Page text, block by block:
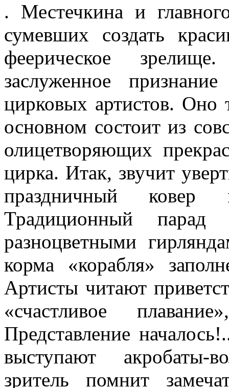
. Местечкина и
сумев­ших создать
феерическое
заслуженное
цирковых артистов. Оно
основном состоит из
олицетво­ряющих
цирка. Итак, звучит
праздничный ко­вер
Традиционный
разноцветными
корма «корабля»
Артисты чи­тают
«счастливое
Представление
выступают
зритель помнит